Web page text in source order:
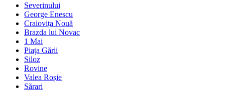
Severinului
George Enescu
Craiovița Nouă
Brazda lui Novac
1 Mai
Piața Gării
Siloz
Rovine
Valea Roșie
Sărari